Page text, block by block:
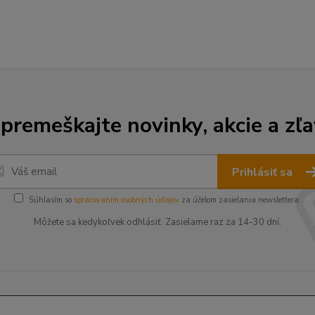
novinky, akcie a
Prihlásiť sa
Súhlasím so spracovaním osobných údajov za účelom zasielania newslettera.
Môžete sa kedykoľvek odhlásiť. Zasielame raz za 14-30 dní.